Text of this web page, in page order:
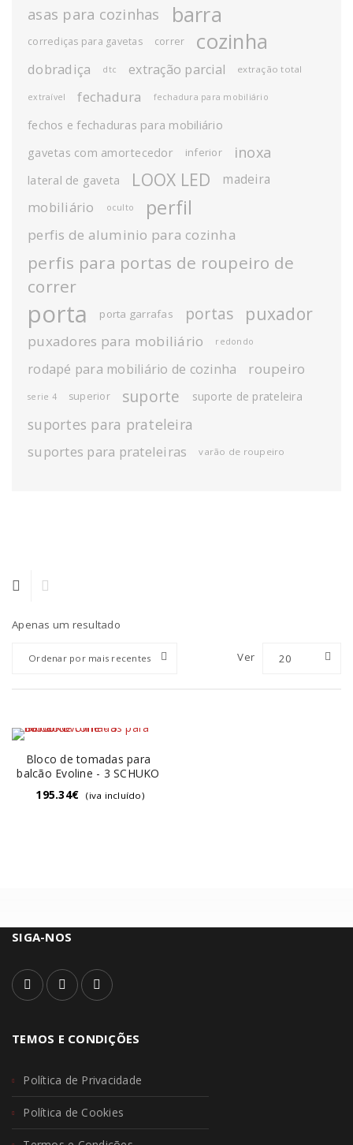
asas para cozinhas barra
corrediças para gavetas correr cozinha
dobradiça dtc extração parcial extração total
extraível fechadura fechadura para mobiliário
fechos e fechaduras para mobiliário
gavetas com amortecedor
inferior inoxa
lateral de gaveta LOOX LED madeira
mobiliário oculto perfil
perfis de aluminio para cozinha
perfis para portas de roupeiro de
correr
porta porta garrafas portas puxador
puxadores para mobiliário redondo
rodapé para mobiliário de cozinha roupeiro
serie 4 superior suporte suporte de prateleira
suportes para prateleira
suportes para prateleiras varão de roupeiro
Apenas um resultado
Ordenar por mais recentes Ver 20
Bloco de tomadas para
balcão Evoline - 3 SCHUKO
195.34€ (iva incluído)
SIGA-NOS
TEMOS E CONDIÇÕES
Política de Privacidade
Política de Cookies